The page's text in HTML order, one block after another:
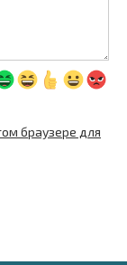
браузере для